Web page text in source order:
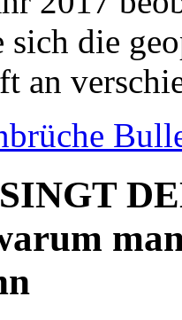
sich die
an